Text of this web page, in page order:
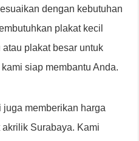
dengan kebutuhan
plakat kecil
plakat besar untuk
siap membantu Anda.
memberikan harga
Surabaya. Kami